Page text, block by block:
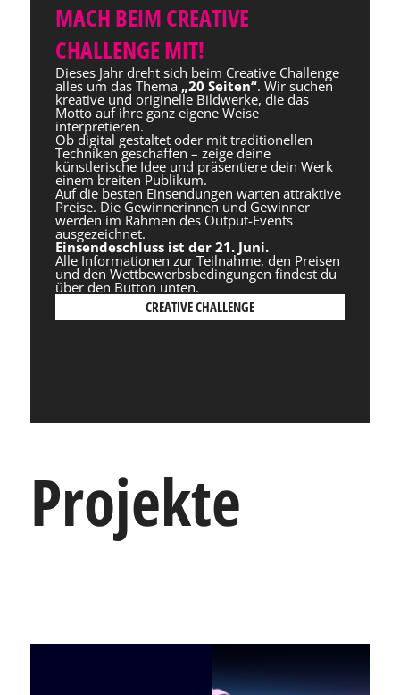
MACH BEIM CREATIVE
CHALLENGE MIT!
Dieses Jahr dreht sich beim Creative Challenge
alles um das Thema „20 Seiten“. Wir suchen
kreative und originelle Bildwerke, die das
Motto auf ihre ganz eigene Weise
interpretieren.
Ob digital gestaltet oder mit traditionellen
Techniken geschaffen – zeige deine
künstlerische Idee und präsentiere dein Werk
einem breiten Publikum.
Auf die besten Einsendungen warten attraktive
Preise. Die Gewinnerinnen und Gewinner
werden im Rahmen des Output-Events
ausgezeichnet.
Einsendeschluss ist der 21. Juni.
Alle Informationen zur Teilnahme, den Preisen
und den Wettbewerbsbedingungen findest du
über den Button unten.
CREATIVE CHALLENGE
Projekte